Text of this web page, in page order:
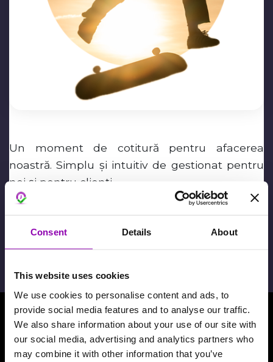
Consent Details About
This website uses cookies
We use cookies to personalise content and ads, to
provide social media features and to analyse our traffic.
We also share information about your use of our site with
our social media, advertising and analytics partners who
may combine it with other information that you’ve
Un moment de cotitură pentru afacerea
noastră. Simplu și intuitiv de gestionat pentru
noi și pentru clienți.
Simone Zanusso
Descărcați aplicația noastră